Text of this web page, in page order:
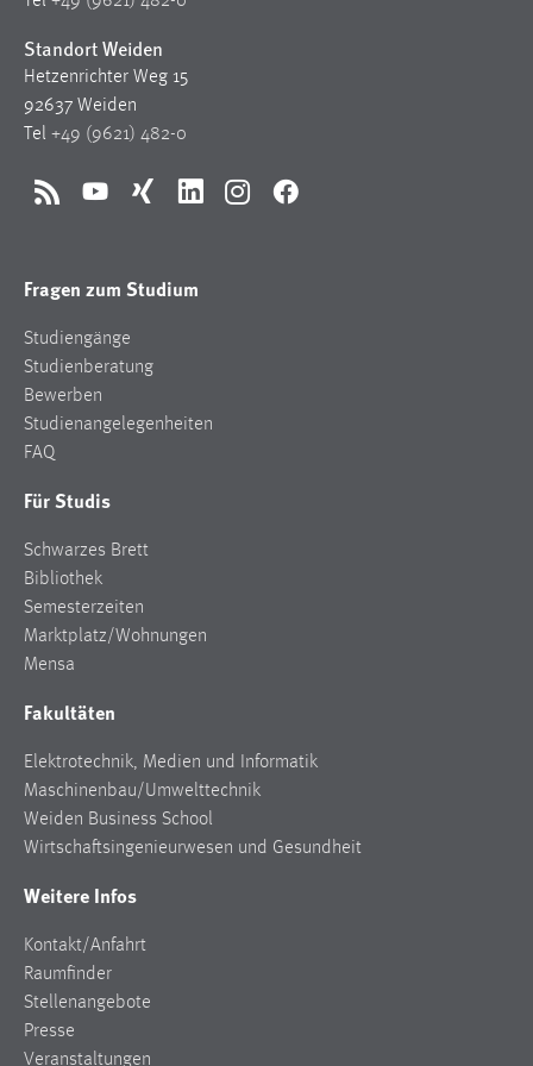
Standort Weiden
Hetzenrichter Weg 15
92637 Weiden
Tel +49 (9621) 482-0
RSS YouTubeXing LinkedInInstagramFacebook
Fragen zum Studium
Studiengänge
Studienberatung
Bewerben
Studienangelegenheiten
FAQ
Für Studis
Schwarzes Brett
Bibliothek
Semesterzeiten
Marktplatz/Wohnungen
Mensa
Fakultäten
Elektrotechnik, Medien und Informatik
Maschinenbau/Umwelttechnik
Weiden Business School
Wirtschaftsingenieurwesen und Gesundheit
Weitere Infos
Kontakt/Anfahrt
Raumfinder
Stellenangebote
Presse
Veranstaltungen
Cookie Laufzeit:
Max. 13 Monate
Marketing Cookies werden von Drittanbietern
hinweg verfolgen.
Google Ads
Name:
_gcl_au
Conversion-Tracking
Cookie Laufzeit:
3 Monate
_fbp
Anbieter:
Facebook
Zweck:
Cookie Laufzeit:
3 Monate